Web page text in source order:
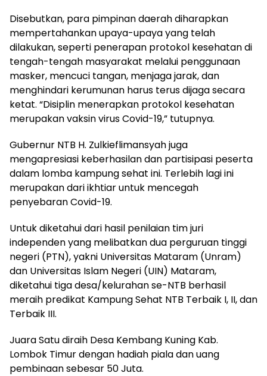
Disebutkan, para pimpinan daerah diharapkan
mempertahankan upaya-upaya yang telah
dilakukan, seperti penerapan protokol kesehatan di
tengah-tengah masyarakat melalui penggunaan
masker, mencuci tangan, menjaga jarak, dan
menghindari kerumunan harus terus dijaga secara
ketat. “Disiplin menerapkan protokol kesehatan
merupakan vaksin virus Covid-19,” tutupnya.
Gubernur NTB H. Zulkieflimansyah juga
mengapresiasi keberhasilan dan partisipasi peserta
dalam lomba kampung sehat ini. Terlebih lagi ini
merupakan dari ikhtiar untuk mencegah
penyebaran Covid-19.
Untuk diketahui dari hasil penilaian tim juri
independen yang melibatkan dua perguruan tinggi
negeri (PTN), yakni Universitas Mataram (Unram)
dan Universitas Islam Negeri (UIN) Mataram,
diketahui tiga desa/kelurahan se-NTB berhasil
meraih predikat Kampung Sehat NTB Terbaik I, II, dan
Terbaik III.
Juara Satu diraih Desa Kembang Kuning Kab.
Lombok Timur dengan hadiah piala dan uang
pembinaan sebesar 50 Juta.